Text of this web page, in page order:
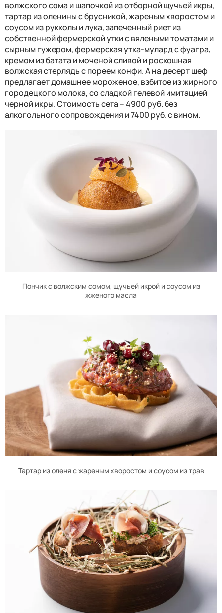
волжского сома и шапочкой из отборной щучьей икры,
тартар из оленины с брусникой, жареным хворостом и
соусом из рукколы и лука, запеченный риет из
собственной фермерской утки с вялеными томатами и
сырным гужером, фермерская утка-мулард с фуагра,
кремом из батата и моченой сливой и роскошная
волжская стерлядь с пореем конфи. А на десерт шеф
предлагает домашнее мороженое, взбитое из жирного
городецкого молока, со сладкой гелевой имитацией
черной икры. Стоимость сета – 4900 руб. без
алкогольного сопровождения и 7400 руб. с вином.
Пончик с волжским сомом, щучьей икрой и соусом из
жженого масла
Тартар из оленя с жареным хворостом и соусом из трав